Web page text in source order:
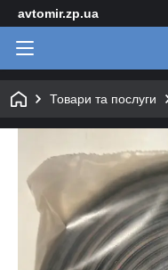
avtomir.zp.ua
Товари та послуги